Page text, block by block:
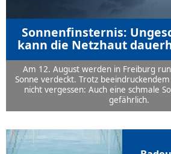
Sonnenfinsternis:
kann die Netzhaut
Am 12. August werden in Freiburg
Sonne verdeckt. Trotz
nicht vergessen: Auch eine schmale
gefährlich.